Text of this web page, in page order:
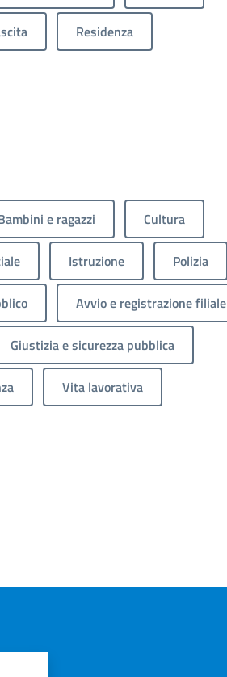
Residenza
e ragazzi Cultura
Istruzione Polizia
Avvio e registrazione filiale
Giustizia e sicurezza pubblica
Vita lavorativa